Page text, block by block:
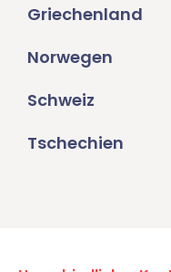
Griechenland
Norwegen
Schweiz
Tschechien